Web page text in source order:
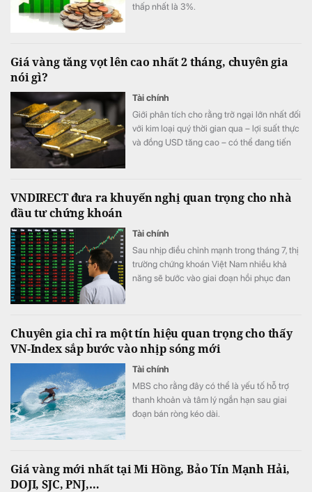
thấp nhất là 3%.
Giá vàng tăng vọt lên cao nhất 2 tháng, chuyên gia
nói gì?
Tài chính
Giới phân tích cho rằng trở ngại lớn nhất đối
với kim loại quý thời gian qua – lợi suất thực
và đồng USD tăng cao – có thể đang tiến
VNDIRECT đưa ra khuyến nghị quan trọng cho nhà
đầu tư chứng khoán
Tài chính
Sau nhịp điều chỉnh mạnh trong tháng 7, thị
trường chứng khoán Việt Nam nhiều khả
năng sẽ bước vào giai đoạn hồi phục đan
bên ngoài.
Chuyên gia chỉ ra một tín hiệu quan trọng cho thấy
VN-Index sắp bước vào nhịp sóng mới
Tài chính
MBS cho rằng đây có thể là yếu tố hỗ trợ
thanh khoản và tâm lý ngắn hạn sau giai
đoạn bán ròng kéo dài.
Giá vàng mới nhất tại Mi Hồng, Bảo Tín Mạnh Hải,
DOJI, SJC, PNJ,…